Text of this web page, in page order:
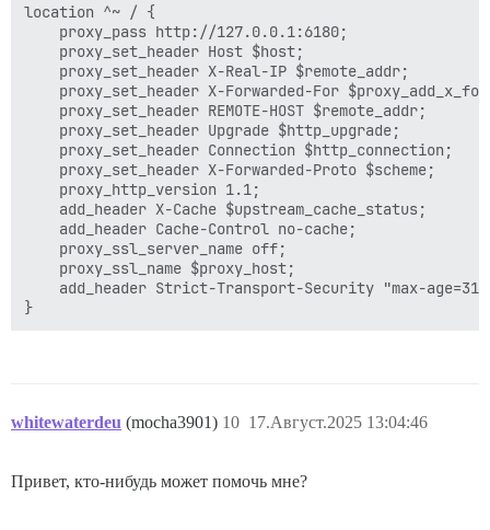
location ^~ / {
    proxy_pass http://127.0.0.1:6180;
    proxy_set_header Host $host;
    proxy_set_header X-Real-IP $remote_addr;
proxy_set_header X-Forwarded-For
    proxy_set_header REMOTE-HOST $remote_addr;
    proxy_set_header Upgrade $http_upgrade;
    proxy_set_header Connection $http_connection;
    proxy_set_header X-Forwarded-Proto $scheme;
    proxy_http_version 1.1;
    add_header X-Cache $upstream_cache_status;
    add_header Cache-Control no-cache;
    proxy_ssl_server_name off;
    proxy_ssl_name $proxy_host;
add_header Strict-Transport-Security "max-
whitewaterdeu (mocha3901) 17.Август.2025 13:04:46
10
Привет, кто-нибудь может помочь мне?